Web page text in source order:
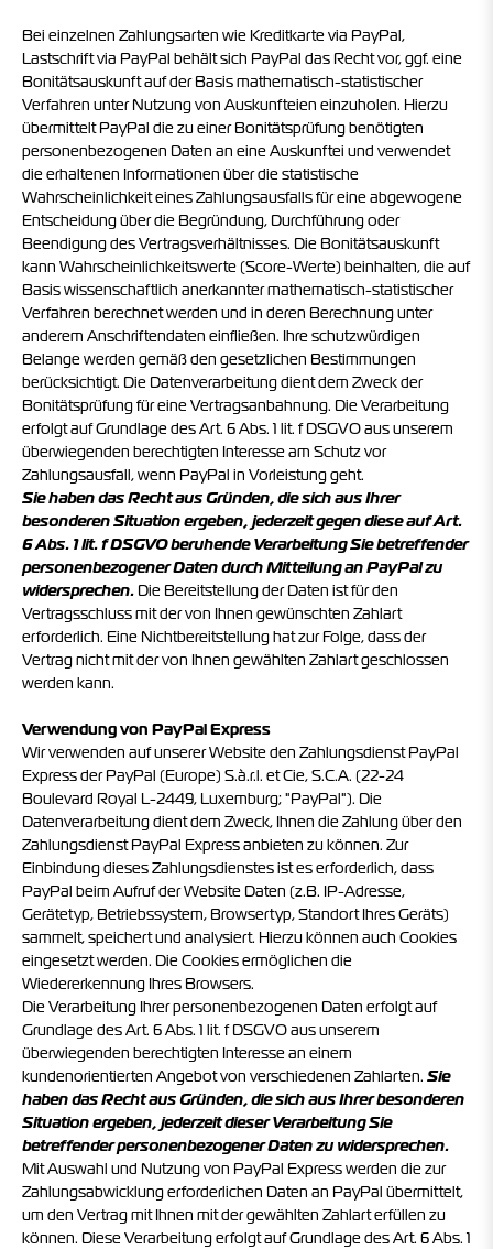
Bei einzelnen Zahlungsarten wie Kreditkarte via PayPal,
Lastschrift via PayPal behält sich PayPal das Recht vor, ggf. eine
Bonitätsauskunft auf der Basis mathematisch-statistischer
Verfahren unter Nutzung von Auskunfteien einzuholen. Hierzu
übermittelt PayPal die zu einer Bonitätsprüfung benötigten
personenbezogenen Daten an eine Auskunftei und verwendet
die erhaltenen Informationen über die statistische
Wahrscheinlichkeit eines Zahlungsausfalls für eine abgewogene
Entscheidung über die Begründung, Durchführung oder
Beendigung des Vertragsverhältnisses. Die Bonitätsauskunft
kann Wahrscheinlichkeitswerte (Score-Werte) beinhalten, die auf
Basis wissenschaftlich anerkannter mathematisch-statistischer
Verfahren berechnet werden und in deren Berechnung unter
anderem Anschriftendaten einfließen. Ihre schutzwürdigen
Belange werden gemäß den gesetzlichen Bestimmungen
berücksichtigt. Die Datenverarbeitung dient dem Zweck der
Bonitätsprüfung für eine Vertragsanbahnung. Die Verarbeitung
erfolgt auf Grundlage des Art. 6 Abs. 1 lit. f DSGVO aus unserem
überwiegenden berechtigten Interesse am Schutz vor
Zahlungsausfall, wenn PayPal in Vorleistung geht.
Sie haben das Recht aus Gründen, die sich aus Ihrer
besonderen Situation ergeben, jederzeit gegen diese auf Art.
6 Abs. 1 lit. f DSGVO beruhende Verarbeitung Sie betreffender
personenbezogener Daten durch Mitteilung an PayPal zu
widersprechen. Die Bereitstellung der Daten ist für den
Vertragsschluss mit der von Ihnen gewünschten Zahlart
erforderlich. Eine Nichtbereitstellung hat zur Folge, dass der
Vertrag nicht mit der von Ihnen gewählten Zahlart geschlossen
werden kann.
Verwendung von PayPal Express
Wir verwenden auf unserer Website den Zahlungsdienst PayPal
Express der PayPal (Europe) S.à.r.l. et Cie, S.C.A. (22-24
Boulevard Royal L-2449, Luxemburg; "PayPal"). Die
Datenverarbeitung dient dem Zweck, Ihnen die Zahlung über den
Zahlungsdienst PayPal Express anbieten zu können. Zur
Einbindung dieses Zahlungsdienstes ist es erforderlich, dass
PayPal beim Aufruf der Website Daten (z.B. IP-Adresse,
Gerätetyp, Betriebssystem, Browsertyp, Standort Ihres Geräts)
sammelt, speichert und analysiert. Hierzu können auch Cookies
eingesetzt werden. Die Cookies ermöglichen die
Wiedererkennung Ihres Browsers.
Die Verarbeitung Ihrer personenbezogenen Daten erfolgt auf
Grundlage des Art. 6 Abs. 1 lit. f DSGVO aus unserem
überwiegenden berechtigten Interesse an einem
kundenorientierten Angebot von verschiedenen Zahlarten. Sie
haben das Recht aus Gründen, die sich aus Ihrer besonderen
Situation ergeben, jederzeit dieser Verarbeitung Sie
betreffender personenbezogener Daten zu widersprechen.
Mit Auswahl und Nutzung von PayPal Express werden die zur
Zahlungsabwicklung erforderlichen Daten an PayPal übermittelt,
um den Vertrag mit Ihnen mit der gewählten Zahlart erfüllen zu
können. Diese Verarbeitung erfolgt auf Grundlage des Art. 6 Abs. 1